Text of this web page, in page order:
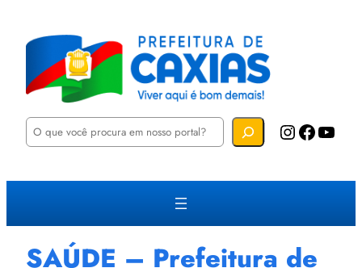
P
u
a
Instagram Facebook YouTube
SAÚDE – Prefeitura de